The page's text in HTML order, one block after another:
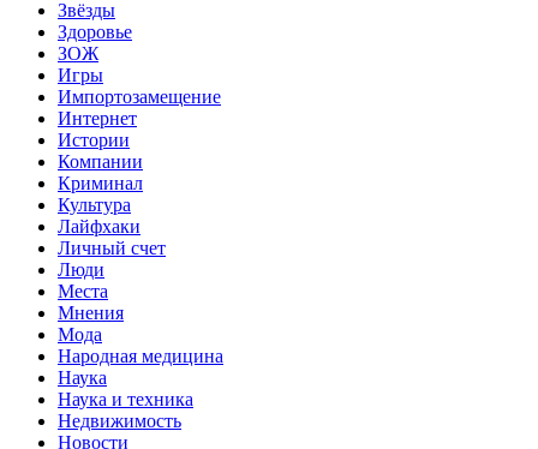
Звёзды
Здоровье
ЗОЖ
Игры
Импортозамещение
Интернет
Истории
Компании
Криминал
Культура
Лайфхаки
Личный счет
Люди
Места
Мнения
Мода
Народная медицина
Наука
Наука и техника
Недвижимость
Новости